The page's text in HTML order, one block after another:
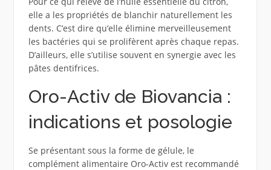
elle a les propriétés de blanchir naturellement les
dents. C’est dire qu’elle élimine merveilleusement
les bactéries qui se prolifèrent après chaque repas.
D’ailleurs, elle s’utilise souvent en synergie avec les
pâtes dentifrices.
Oro-Activ de Biovancia :
indications et posologie
Se présentant sous la forme de gélule, le
complément alimentaire Oro-Activ est recommandé